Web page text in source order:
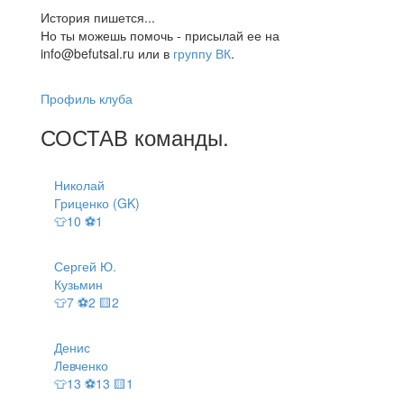
История пишется...
Но ты можешь помочь - присылай ее на
info@befutsal.ru или в группу ВК.
Профиль клуба
СОСТАВ команды.
Николай
Гриценко (GK)
👕10 ⚽1
Сергей Ю.
Кузьмин
👕7 ⚽2 🟨2
Денис
Левченко
👕13 ⚽13 🟨1